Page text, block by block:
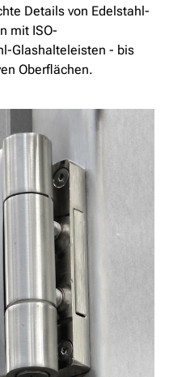
Details von Edelstahl-
mit ISO-
Glashalteleisten - bis
Oberflächen.